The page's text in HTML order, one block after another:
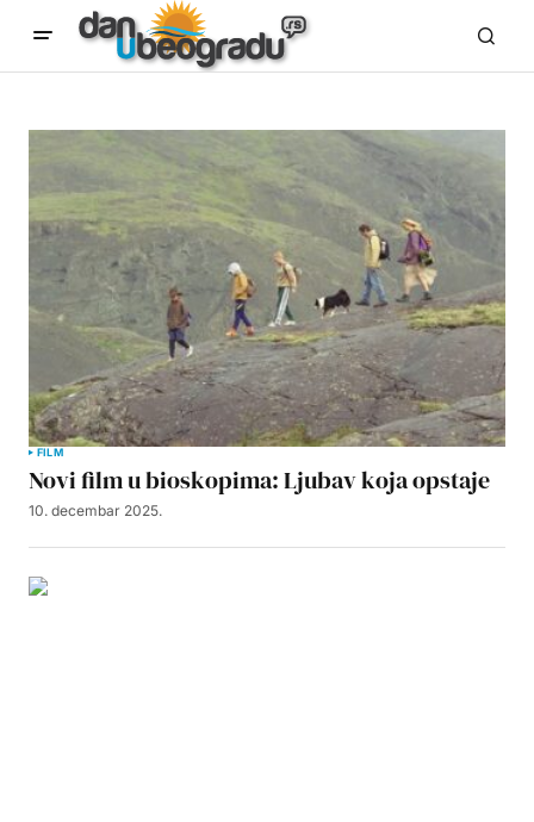
FILM
Novi film u bioskopima: Ljubav koja opstaje
10. decembar 2025.